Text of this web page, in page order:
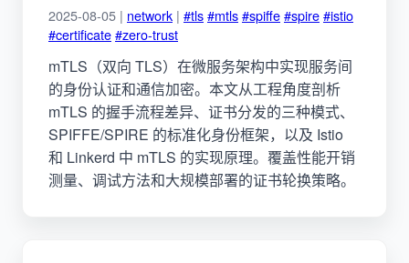
2025-08-05 | network | #tls#mtls#spiffe#spire#istio
#certificate#zero-trust
mTLS（双向 TLS）在微服务架构中实现服务间
的身份认证和通信加密。本文从工程角度剖析
mTLS 的握手流程差异、证书分发的三种模式、
SPIFFE/SPIRE 的标准化身份框架，以及 Istio
和 Linkerd 中 mTLS 的实现原理。覆盖性能开销
测量、调试方法和大规模部署的证书轮换策略。